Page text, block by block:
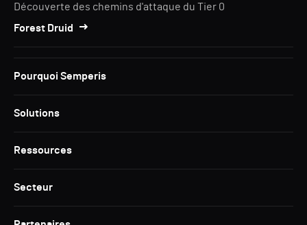
Découverte des chemins d'attaque du Tier 0
Forest Druid
Pourquoi Semperis
Solutions
Ressources
Secteur